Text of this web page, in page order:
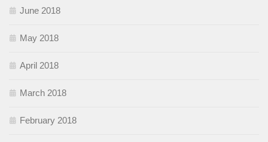
June 2018
May 2018
April 2018
March 2018
February 2018